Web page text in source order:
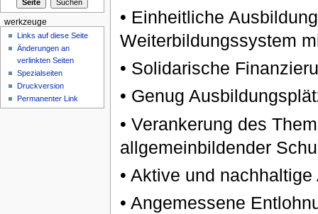
• Einheitliche
Weiterbildungssystem
• Solidarische
• Genug
• Verankerung des
allgemeinbildender
• Aktive und
• Angemessene
werkzeuge
Links auf diese Seite
Änderungen an
verlinkten Seiten
Spezialseiten
Druckversion
Permanenter Link